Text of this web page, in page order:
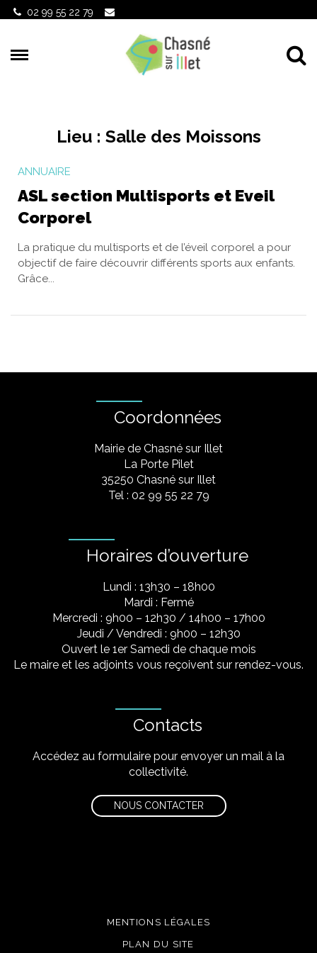
Gestion des traceurs
02 99 55 22 79
Lieu : Salle des Moissons
ANNUAIRE
ASL section Multisports et Eveil
Corporel
La pratique du multisports et de l’éveil corporel a pour
objectif de faire découvrir différents sports aux enfants.
Grâce...
Coordonnées
Mairie de Chasné sur Illet
La Porte Pilet
35250 Chasné sur Illet
Tel : 02 99 55 22 79
Horaires d’ouverture
Lundi : 13h30 – 18h00
Mardi : Fermé
Mercredi : 9h00 – 12h30 / 14h00 – 17h00
Jeudi / Vendredi : 9h00 – 12h30
Ouvert le 1er Samedi de chaque mois
Le maire et les adjoints vous reçoivent sur rendez-vous.
Contacts
Accédez au formulaire pour envoyer un mail à la
collectivité.
NOUS CONTACTER
MENTIONS LÉGALES
PLAN DU SITE